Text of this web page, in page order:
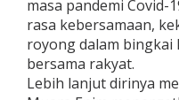
masa pandemi Covid-
rasa kebersamaan,
royong dalam bingkai
bersama rakyat.
Lebih lanjut dirinya